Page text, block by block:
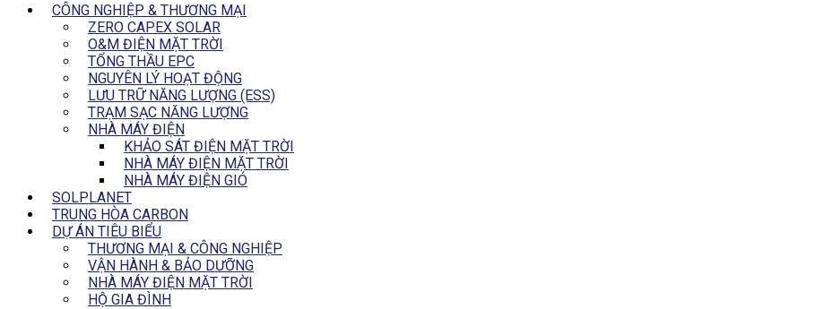
CÔNG NGHIỆP & THƯƠNG MẠI
ZERO CAPEX SOLAR
O&M ĐIỆN MẶT TRỜI
TỔNG THẦU EPC
NGUYÊN LÝ HOẠT ĐỘNG
LƯU TRỮ NĂNG LƯỢNG (ESS)
TRẠM SẠC NĂNG LƯỢNG
NHÀ MÁY ĐIỆN
KHẢO SÁT ĐIỆN MẶT TRỜI
NHÀ MÁY ĐIỆN MẶT TRỜI
NHÀ MÁY ĐIỆN GIÓ
SOLPLANET
TRUNG HÒA CARBON
DỰ ÁN TIÊU BIỂU
THƯƠNG MẠI & CÔNG NGHIỆP
VẬN HÀNH & BẢO DƯỠNG
NHÀ MÁY ĐIỆN MẶT TRỜI
HỘ GIA ĐÌNH